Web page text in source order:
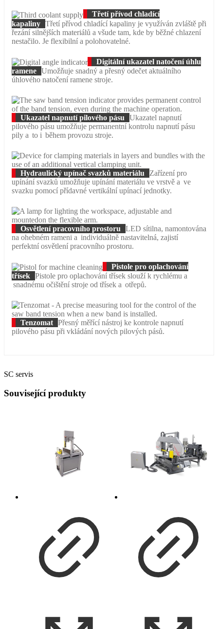
Třetí přívod chladící
kapaliny Třetí přívod chladící kapaliny je využíván zvláště při
řezání silnějších materiálů a všude tam, kde by běžné chlazení
nestačilo. Je flexibilní a polohovatelné.
Digitální ukazatel natočení úhlu
ramene Umožňuje snadný a přesný odečet aktuálního
úhlového natočení ramene stroje.
Ukazatel napnutí pilového pásu
Ukazatel napnutí
pilového pásu umožňuje permanentní kontrolu napnutí pásu
pily a to i během provozu stroje.
Hydraulický upínač svazků materiálu
Zařízení pro
upínání svazků umožňuje upínání materiálu ve vrstvě a ve
svazku pomocí přídavné vertikální upínací jednotky.
Osvětlení pracovního prostoru
LED sítilna, namontována
na ohebném rameni a individuálně nastavitelná, zajistí
perfektní osvětlení pracovního prostoru.
Pistole pro oplachování
třísek Pistole pro oplachování třísek slouží k rychlému a
snadnému očištění stroje od třísek a otřepů.
Tenzomat Přesný měřící nástroj ke kontrole napnutí
pilového pásu při vkládání nových pilových pásů.
SC servis
Související produkty